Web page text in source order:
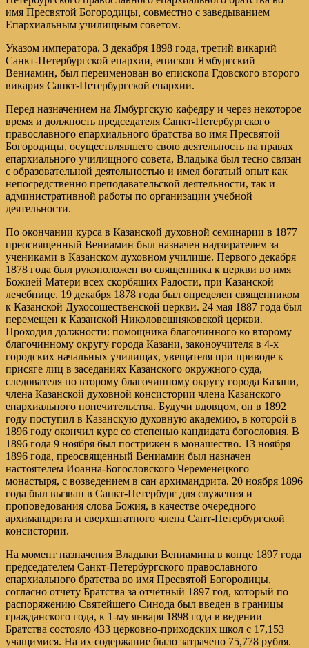
имя Пресвятой Богородицы, совместно с заведыванием
Епархиальным училищным советом.
Указом императора, 3 декабря 1898 года, третий викарий
Санкт-Петербургской епархии, епископ Ямбургский
Вениамин, был переименован во епископа Гдовского второго
викария Санкт-Петербургской епархии.
Перед назначением на Ямбургскую кафедру и через некоторое
время и должность председателя Санкт-Петербургского
православного епархиального братства во имя Пресвятой
Богородицы, осуществлявшего свою деятельность на правах
епархиального училищного совета, Владыка был тесно связан
с образовательной деятельностью и имел богатый опыт как
непосредственно преподавательской деятельности, так и
административной работы по организации учебной
деятельности.
По окончании курса в Казанской духовной семинарии в 1877
преосвященный Вениамин был назначен надзирателем за
учениками в Казанском духовном училище. Первого декабря
1878 года был рукоположен во священника к церкви во имя
Божией Матери всех скорбящих Радости, при Казанской
лечебнице. 19 декабря 1878 года был определен священником
к Казанской Духосошественской церкви. 24 мая 1887 года был
перемещен к Казанской Николовешняковской церкви.
Проходил должности: помощника благочинного ко второму
благочинному округу города Казани, законоучителя в 4-х
городских начальных училищах, увещателя при приводе к
присяге лиц в заседаниях Казанского окружного суда,
следователя по второму благочинному округу города Казани,
члена Казанской духовной консистории члена Казанского
епархиального попечительства. Будучи вдовцом, он в 1892
году поступил в Казанскую духовную академию, в которой в
1896 году окончил курс со степенью кандидата богословия. В
1896 года 9 ноября был пострижен в монашество. 13 ноября
1896 года, преосвященный Вениамин был назначен
настоятелем Иоанна-Богословского Череменецкого
монастыря, с возведением в сан архимандрита. 20 ноября 1896
года был вызван в Санкт-Петербург для служения и
проповедования слова Божия, в качестве очередного
архимандрита и сверхштатного члена Сант-Петербургской
консистории.
На момент назначения Владыки Вениамина в конце 1897 года
председателем Санкт-Петербургского православного
епархиального братства во имя Пресвятой Богородицы,
согласно отчету Братства за отчётный 1897 год, который по
распоряжению Святейшего Синода был введен в границы
гражданского года, к 1-му января 1898 года в ведении
Братства состояло 433 церковно-приходских школ с 17,153
учащимися. На их содержание было затрачено 75,778 рубля.